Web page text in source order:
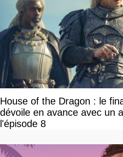
House of the Dragon : le
dévoile en avance avec un
l'épisode 8